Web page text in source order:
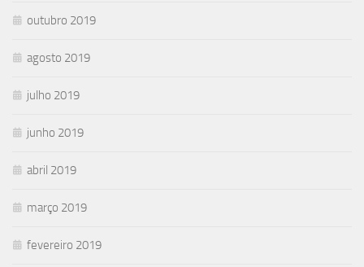
outubro 2019
agosto 2019
julho 2019
junho 2019
abril 2019
março 2019
fevereiro 2019